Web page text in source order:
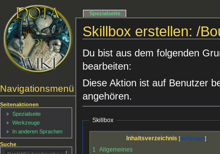
Skillbox erstellen: /
Du bist aus dem folgenden
bearbeiten:
Diese Aktion ist auf Benutzer
angehören.
Skillbox
Inhaltsverzeichnis
1
Allgemeines
Navigationsmenü
Spezialseite
Seitenaktionen
Spezialseite
Werkzeuge
In anderen Sprachen
Suche